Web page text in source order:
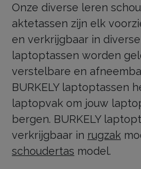
Onze diverse leren
aktetassen zijn elk
en verkrijgbaar in diverse
laptoptassen worden
verstelbare en
BURKELY laptoptassen
laptopvak om jouw
bergen. BURKELY
verkrijgbaar in rugzak
schoudertas model.